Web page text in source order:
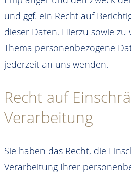
und ggf. ein Recht auf
dieser Daten. Hierzu sowie zu
Thema personenbezogene
jederzeit an uns wenden.
Recht auf
Verarbeitung
Sie haben das Recht, die
Verarbeitung Ihrer